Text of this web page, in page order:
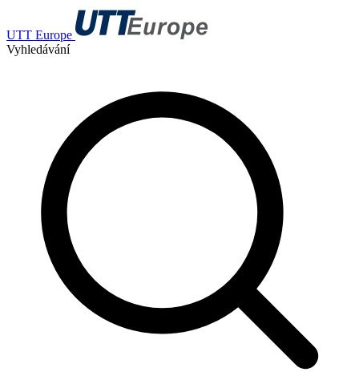
UTT Europe
Vyhledávání